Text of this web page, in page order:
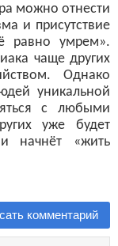
можно отнести
и присутствие
равно умрем».
чаще других
Однако
уникальной
с любыми
уже будет
начнёт «жить
комментарий